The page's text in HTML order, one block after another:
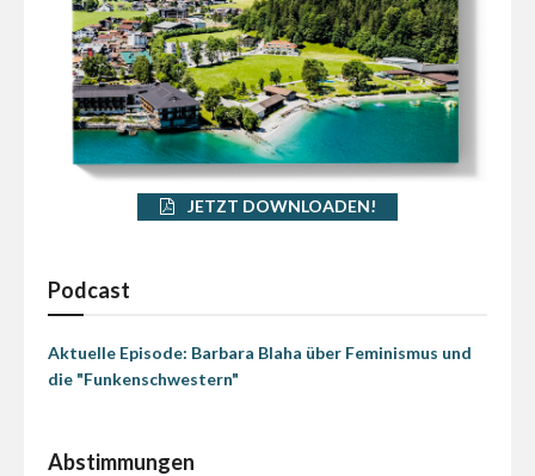
JETZT DOWNLOADEN!
Podcast
Aktuelle Episode: Barbara Blaha über Feminismus und
die "Funkenschwestern"
Abstimmungen